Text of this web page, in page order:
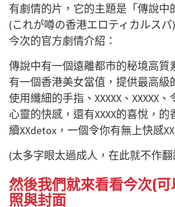
有劇情的片，它的主題是「傳說中
(これが噂の香港エロティカルス
今次的官方劇情介紹：
傳說中有一個遠離都市的秘境高質
有一個香港美女當值，提供最高級
使用纖細的手指、XXXXX、XXXXX
心靈的快感，還有XXXX的喜悅，的
續XXdetox，一個令你有無上快感
(太多字眼太過成人，在此就不作
然後我們就來看看今次(
照與封面